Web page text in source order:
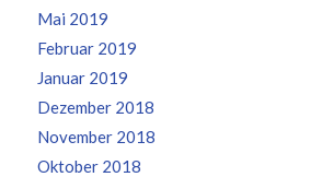
Mai 2019
Februar 2019
Januar 2019
Dezember 2018
November 2018
Oktober 2018